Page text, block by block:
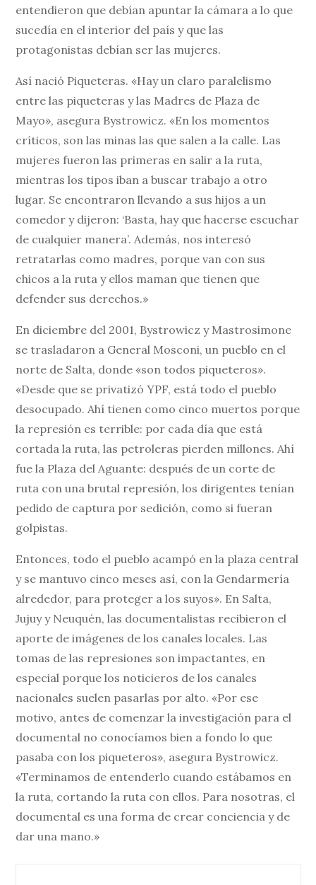
entendieron que debían apuntar la cámara a lo que
sucedía en el interior del país y que las
protagonistas debían ser las mujeres.
Así nació Piqueteras. «Hay un claro paralelismo
entre las piqueteras y las Madres de Plaza de
Mayo», asegura Bystrowicz. «En los momentos
críticos, son las minas las que salen a la calle. Las
mujeres fueron las primeras en salir a la ruta,
mientras los tipos iban a buscar trabajo a otro
lugar. Se encontraron llevando a sus hijos a un
comedor y dijeron: ‘Basta, hay que hacerse escuchar
de cualquier manera’. Además, nos interesó
retratarlas como madres, porque van con sus
chicos a la ruta y ellos maman que tienen que
defender sus derechos.»
En diciembre del 2001, Bystrowicz y Mastrosimone
se trasladaron a General Mosconi, un pueblo en el
norte de Salta, donde «son todos piqueteros».
«Desde que se privatizó YPF, está todo el pueblo
desocupado. Ahí tienen como cinco muertos porque
la represión es terrible: por cada día que está
cortada la ruta, las petroleras pierden millones. Ahí
fue la Plaza del Aguante: después de un corte de
ruta con una brutal represión, los dirigentes tenían
pedido de captura por sedición, como si fueran
golpistas.
Entonces, todo el pueblo acampó en la plaza central
y se mantuvo cinco meses así, con la Gendarmería
alrededor, para proteger a los suyos». En Salta,
Jujuy y Neuquén, las documentalistas recibieron el
aporte de imágenes de los canales locales. Las
tomas de las represiones son impactantes, en
especial porque los noticieros de los canales
nacionales suelen pasarlas por alto. «Por ese
motivo, antes de comenzar la investigación para el
documental no conocíamos bien a fondo lo que
pasaba con los piqueteros», asegura Bystrowicz.
«Terminamos de entenderlo cuando estábamos en
la ruta, cortando la ruta con ellos. Para nosotras, el
documental es una forma de crear conciencia y de
dar una mano.»